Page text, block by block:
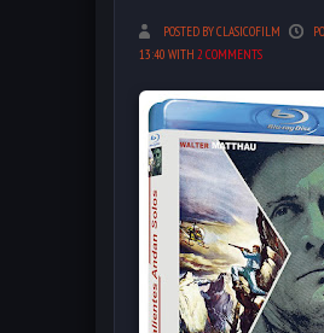
POSTED BY CLASICOFILM
13:40 WITH 2 COMMENTS